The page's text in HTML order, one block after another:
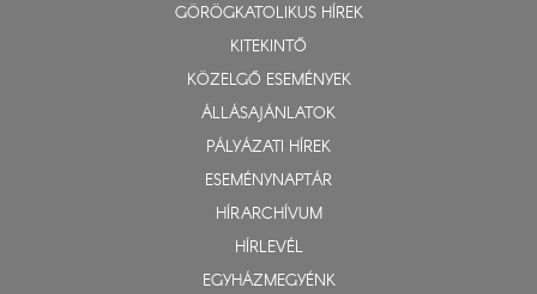
GÖRÖGKATOLIKUS HÍREK
KITEKINTŐ
KÖZELGŐ ESEMÉNYEK
ÁLLÁSAJÁNLATOK
PÁLYÁZATI HÍREK
ESEMÉNYNAPTÁR
HÍRARCHÍVUM
HÍRLEVÉL
EGYHÁZMEGYÉNK